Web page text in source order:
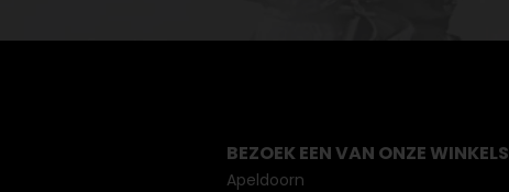
BEZOEK EEN VAN ONZE WINKELS
Apeldoorn